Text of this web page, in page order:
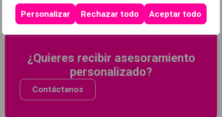
Personalizar Rechazar todo Aceptar todo
¿Quieres recibir asesoramiento
personalizado?
Contáctanos